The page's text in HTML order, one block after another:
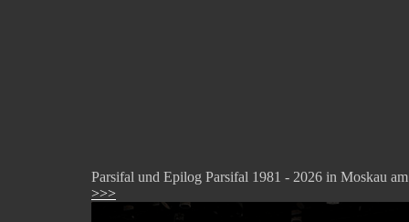
Parsifal und Epilog Parsifal 1981 - 2026 in Moskau
>>>